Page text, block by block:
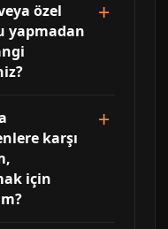
özel
yapmadan
karşı
için